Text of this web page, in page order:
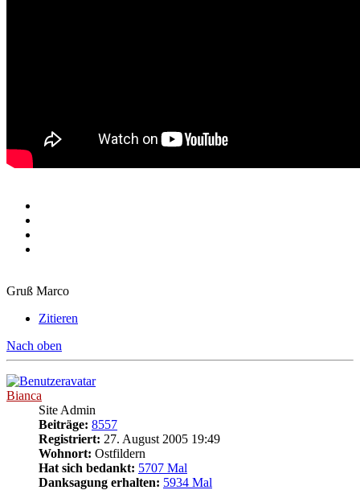
Gruß Marco
Zitieren
Nach oben
Bianca
Site Admin
Beiträge: 8557
Registriert: 27. August 2005 19:49
Wohnort: Ostfildern
Hat sich bedankt: 5707 Mal
Danksagung erhalten: 5934 Mal